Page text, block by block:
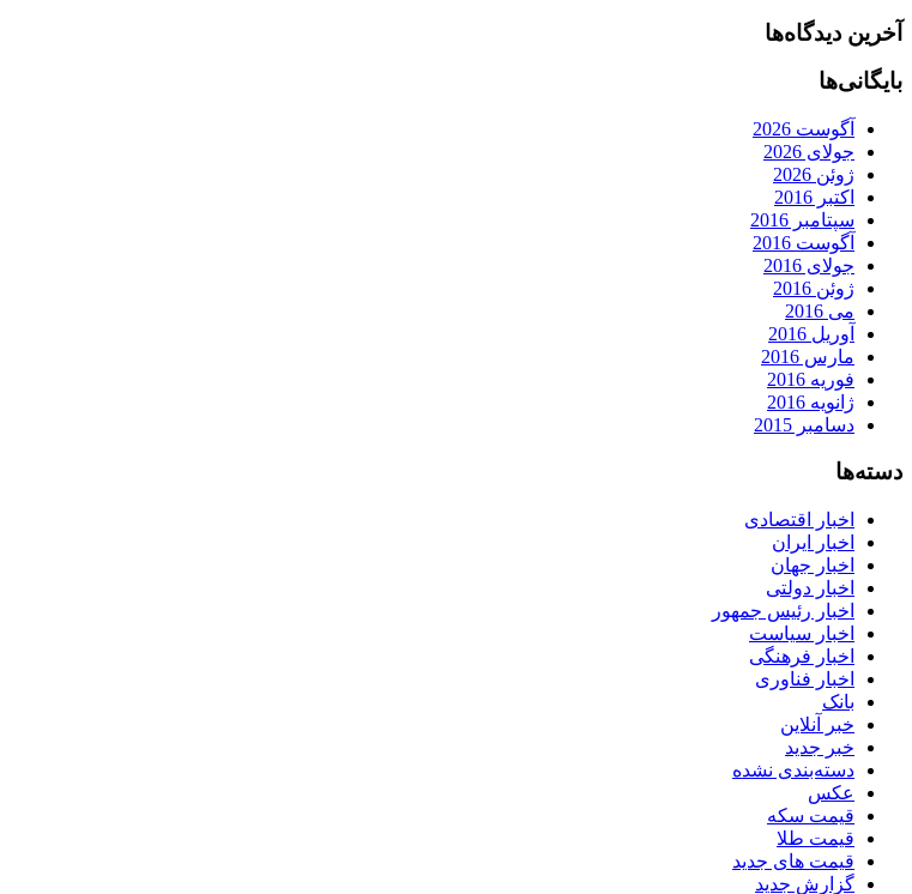
آخرین دیدگاه‌ها
بایگانی‌ها
آگوست 2026
جولای 2026
ژوئن 2026
اکتبر 2016
سپتامبر 2016
آگوست 2016
جولای 2016
ژوئن 2016
می 2016
آوریل 2016
مارس 2016
فوریه 2016
ژانویه 2016
دسامبر 2015
دسته‌ها
اخبار اقتصادی
اخبار ایران
اخبار جهان
اخبار دولتی
اخبار رئیس جمهور
اخبار سیاست
اخبار فرهنگی
اخبار فناوری
بانک
خبر آنلاین
خبر جدید
دسته‌بندی نشده
عکس
قیمت سکه
قیمت طلا
قیمت های جدید
گزارش جدید